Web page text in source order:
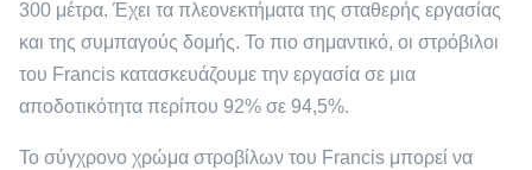
300 μέτρα. Έχει τα πλεονεκτήματα της σταθερής εργασίας
και της συμπαγούς δομής. Το πιο σημαντικό, οι στρόβιλοι
του Francis κατασκευάζουμε την εργασία σε μια
αποδοτικότητα περίπου 92% σε 94,5%.
Το σύγχρονο χρώμα στροβίλων του Francis μπορεί να